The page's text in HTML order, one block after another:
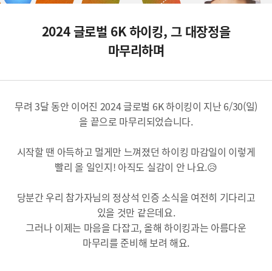
기
하
이
킹
2024 글로벌 6K 하이킹, 그 대장정을
마무리하며
무려 3달 동안 이어진 2024 글로벌 6K 하이킹이 지난 6/30(일)
을 끝으로 마무리되었습니다.
시작할 땐 아득하고 멀게만 느껴졌던 하이킹 마감일이 이렇게
빨리 올 일인지! 아직도 실감이 안 나요.😥
당분간 우리 참가자님의 정상석 인증 소식을 여전히 기다리고
있을 것만 같은데요.
그러나 이제는 마음을 다잡고, 올해 하이킹과는 아름다운
마무리를 준비해 보려 해요.